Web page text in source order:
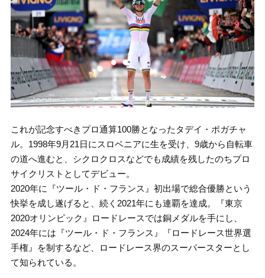
これが記念すべきプロ通算100勝となったタデイ・ポガチャ
ル。1998年9月21日にスロベニアに生を受け、9歳から自転車
の道へ進むと、シクロクロスなどでも成績を残したのちプロ
サイクリストとしてデビュー。
2020年に『ツール・ド・フランス』初出場で総合優勝という
快挙を成し遂げると、続く2021年にも連覇を達成。『東京
2020オリンピック』ロードレースでは銅メダルを手にし、
2024年には『ツール・ド・フランス』『ロードレース世界選
手権』を制するなど、ロードレース界のスーパースターとし
て知られている。